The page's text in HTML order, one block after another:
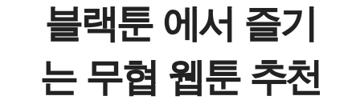
블랙툰 에서 즐기
는 무협 웹툰 추천